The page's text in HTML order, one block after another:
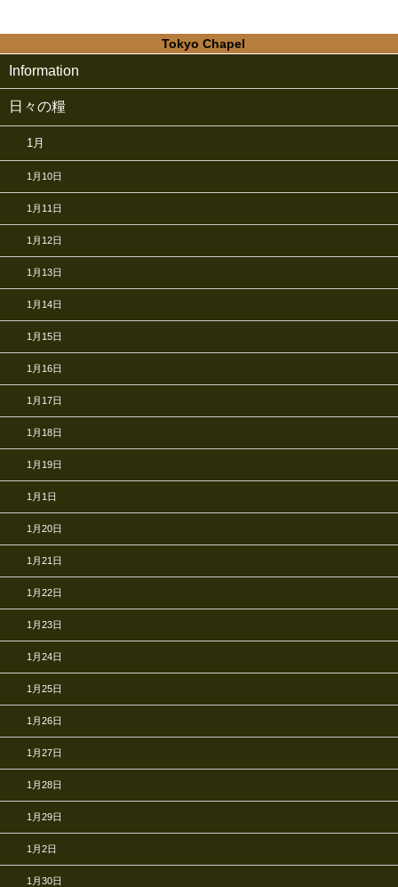
Tokyo Chapel
Information
日々の糧
1月
1月10日
1月11日
1月12日
1月13日
1月14日
1月15日
1月16日
1月17日
1月18日
1月19日
1月1日
1月20日
1月21日
1月22日
1月23日
1月24日
1月25日
1月26日
1月27日
1月28日
1月29日
1月2日
1月30日